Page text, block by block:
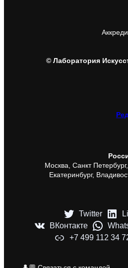
© Лаборатория
Москва, Санкт
Екатеринбург,
Twitter
ВКонтакте
+7 499 112 34